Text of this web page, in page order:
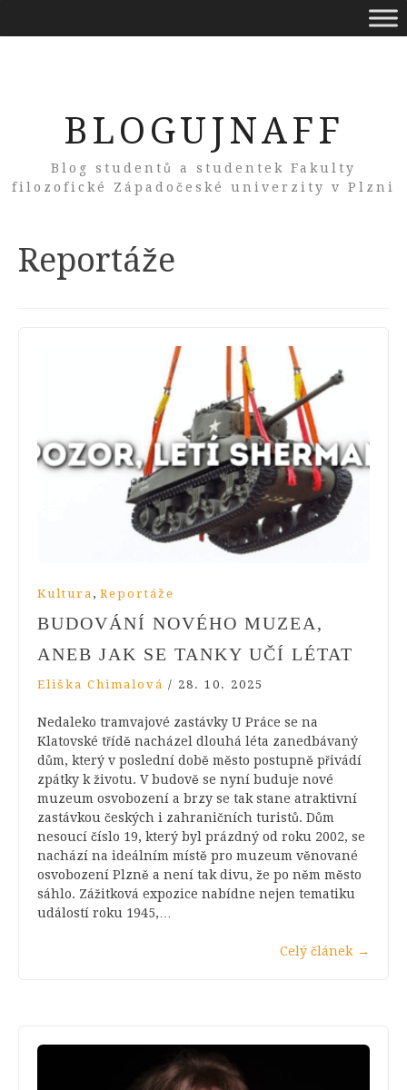
BLOGUJNAFF
Blog studentů a studentek Fakulty
filozofické Západočeské univerzity v Plzni
Category:
Reportáže
Kultura , Reportáže
BUDOVÁNÍ NOVÉHO MUZEA,
ANEB JAK SE TANKY UČÍ LÉTAT
Eliška Chimalová / 28. 10. 2025
Nedaleko tramvajové zastávky U Práce se na
Klatovské třídě nacházel dlouhá léta zanedbávaný
dům, který v poslední době město postupně přivádí
zpátky k životu. V budově se nyní buduje nové
muzeum osvobození a brzy se tak stane atraktivní
zastávkou českých i zahraničních turistů. Dům
nesoucí číslo 19, který byl prázdný od roku 2002, se
nachází na ideálním místě pro muzeum věnované
osvobození Plzně a není tak divu, že po něm město
sáhlo. Zážitková expozice nabídne nejen tematiku
událostí roku 1945,…
Celý článek →